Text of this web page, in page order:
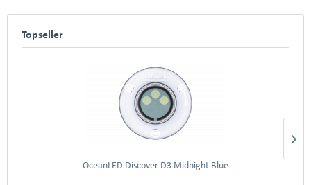
Topseller
OceanLED Discover D3 Midnight Blue